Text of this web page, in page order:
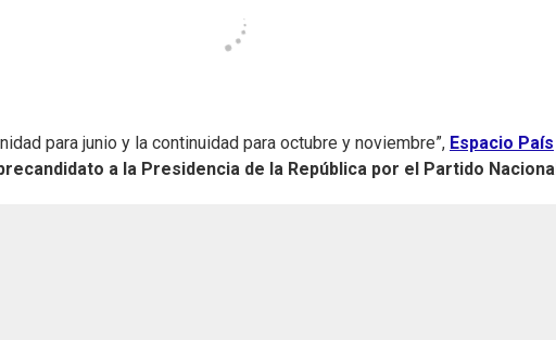
para junio y la continuidad para octubre y noviembre”, Espacio País
a la Presidencia de la República por el Partido Nacional